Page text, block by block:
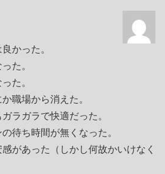
かった。
た。
た。
職場から消えた。
ラガラで快適だった。
待ち時間が無くなった。
があった（しかし何故かいけなく